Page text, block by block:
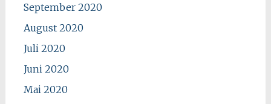
September 2020
August 2020
Juli 2020
Juni 2020
Mai 2020